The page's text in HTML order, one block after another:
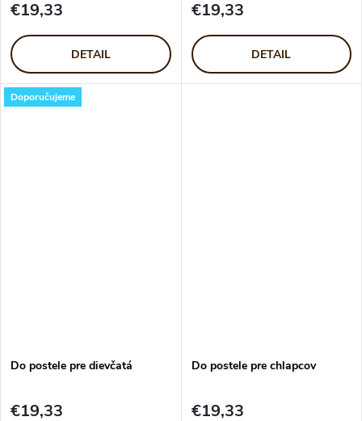
€19,33
DETAIL
€19,33
DETAIL
Doporučujeme
Do postele pre dievčatá
€19,33
Do postele pre chlapcov
€19,33